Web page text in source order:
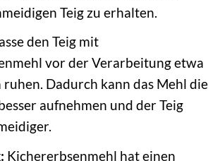
Teig zu erhalten.
den Teig mit
vor der Verarbeitung etwa
Dadurch kann das Mehl die
aufnehmen und der Teig
Kichererbsenmehl hat einen